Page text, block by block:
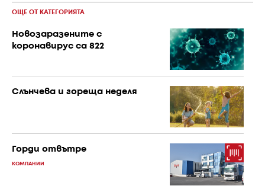
ОЩЕ ОТ КАТЕГОРИЯТА
Новозаразените с
коронавирус са 822
Слънчева и гореща неделя
Горди отвътре
КОМПАНИИ